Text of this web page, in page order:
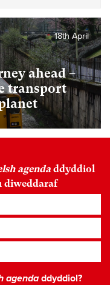
ahead –
transport
18th April
agenda ddyddiol
diweddaraf
agendaddyddiol?